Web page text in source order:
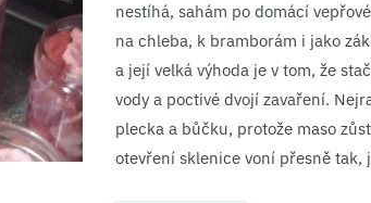
nestíhá, sahám po domácí
na chleba, k bramborám i jako
a její velká výhoda je v tom, že
vody a poctivé dvojí zavaření.
plecka a bůčku, protože maso
otevření sklenice voní přesně tak,